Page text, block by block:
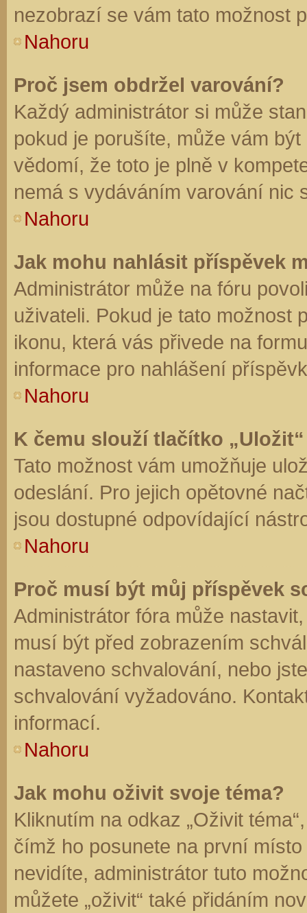
nezobrazí se vám tato možnost
Nahoru
Proč jsem obdržel varování?
Každý administrátor si může
pokud je porušíte, může vám
vědomí, že toto je plně v
nemá s vydáváním varování nic
Nahoru
Jak mohu nahlásit příspěvek
Administrátor může na fóru
uživateli. Pokud je tato možnost
ikonu, která vás přivede na
informace pro nahlášení
Nahoru
K čemu slouží tlačítko
Tato možnost vám umožňuje
odeslání. Pro jejich opětovné
jsou dostupné odpovídající
Nahoru
Proč musí být můj příspěvek
Administrátor fóra může
musí být před zobrazením
nastaveno schvalování, nebo
schvalování vyžadováno.
informací.
Nahoru
Jak mohu oživit svoje téma?
Kliknutím na odkaz „Oživit
čímž ho posunete na první
nevidíte, administrátor tuto
můžete „oživit“ také přidáním